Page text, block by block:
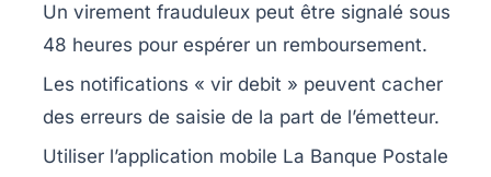
Un virement frauduleux peut être signalé sous
48 heures pour espérer un remboursement.
Les notifications « vir debit » peuvent cacher
des erreurs de saisie de la part de l’émetteur.
Utiliser l’application mobile La Banque Postale